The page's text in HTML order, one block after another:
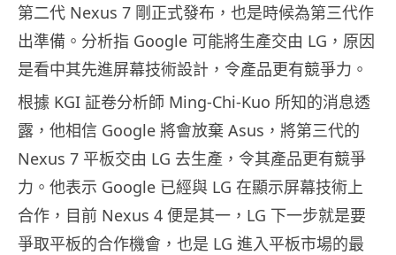
第二代 Nexus 7 剛正式發布，也是時候為第三代作
出準備。分析指 Google 可能將生產交由 LG，原因
是看中其先進屏幕技術設計，令產品更有競爭力。
根據 KGI 証卷分析師 Ming-Chi-Kuo 所知的消息透
露，他相信 Google 將會放棄 Asus，將第三代的
Nexus 7 平板交由 LG 去生產，令其產品更有競爭
力。他表示 Google 已經與 LG 在顯示屏幕技術上
合作，目前 Nexus 4 便是其一，LG 下一步就是要
爭取平板的合作機會，也是 LG 進入平板市場的最